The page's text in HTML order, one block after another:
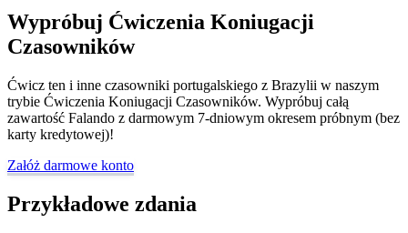
Wypróbuj Ćwiczenia Koniugacji
Czasowników
Ćwicz ten i inne czasowniki portugalskiego z Brazylii w naszym
trybie Ćwiczenia Koniugacji Czasowników. Wypróbuj całą
zawartość Falando z darmowym 7-dniowym okresem próbnym (bez
karty kredytowej)!
Załóż darmowe konto
Przykładowe zdania